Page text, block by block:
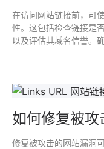
在访问网站链接前，可
性。这包括检查链接是
以及评估其域名信誉。
如何修复被攻
修复被攻击的网站漏洞